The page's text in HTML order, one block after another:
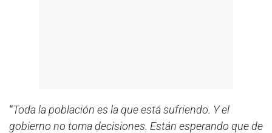
“Toda la población es la que está sufriendo. Y el
gobierno no toma decisiones. Están esperando que de